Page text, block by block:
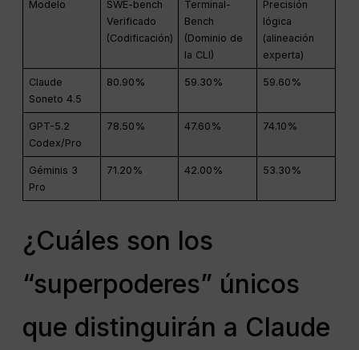
Modelo
SWE-bench
Verificado
(Codificación)
Terminal-
Bench
(Dominio de
la CLI)
Precisión
lógica
(alineación
experta)
Claude
Soneto 4.5
80.90% 59.30% 59.60%
GPT-5.2
Codex/Pro
78.50% 47.60% 74.10%
Géminis 3
Pro
71.20% 42.00% 53.30%
¿Cuáles son los
“superpoderes” únicos
que distinguirán a Claude